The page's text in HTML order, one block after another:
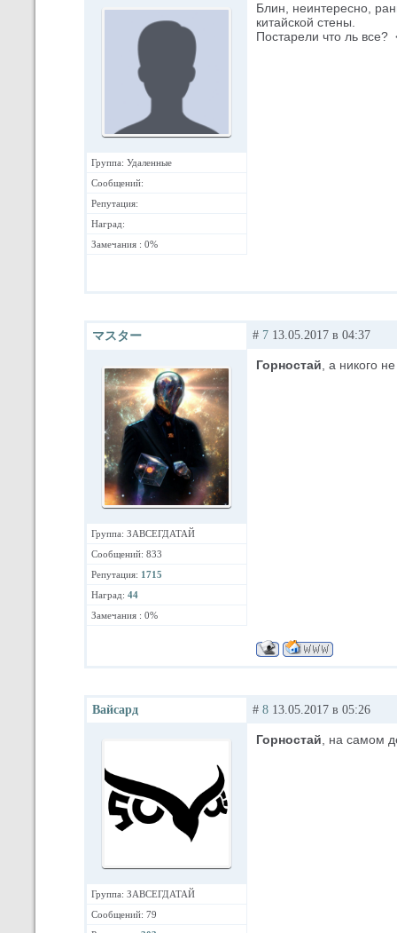
Группа: Удаленные
Сообщений:
Репутация:
Наград:
Замечания : 0%
Блин, неинтересно,
китайской стены.
Постарели что ль все?
マスター
Группа: ЗАВСЕГДАТАЙ
Сообщений: 833
Репутация: 1715
Наград: 44
Замечания : 0%
# 7 13.05.2017 в 04:37
Горностай , а никого
Вайсард
Группа: ЗАВСЕГДАТАЙ
Сообщений: 79
# 8 13.05.2017 в 05:26
Горностай , на самом